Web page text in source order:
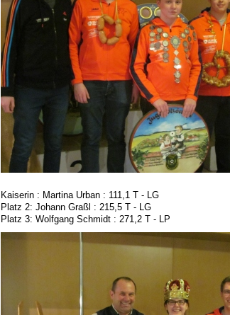
Kaiserin : Martina Urban : 111,1 T - LG
Platz 2: Johann Graßl : 215,5 T - LG
Platz 3: Wolfgang Schmidt : 271,2 T - LP